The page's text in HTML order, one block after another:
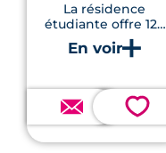
La résidence
étudiante offre 126
logements du studio
au 3 pièces, dans la
de Montpellier.
💗